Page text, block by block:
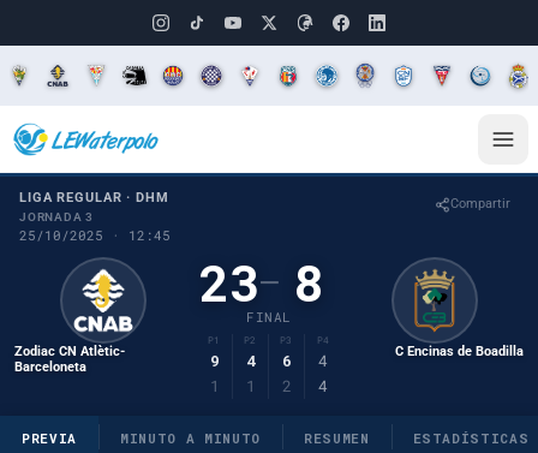
LIGA REGULAR · DHM
JORNADA 3
25/10/2025 · 12:45
Compartir
Zodiac CN Atlètic-
Barceloneta
23– 8
FINAL
P1 P2 P3 P4
9 4 6
4
1
1 2 4
C Encinas de Boadilla
PREVIA MINUTO A MINUTO RESUMEN ESTADÍSTICAS